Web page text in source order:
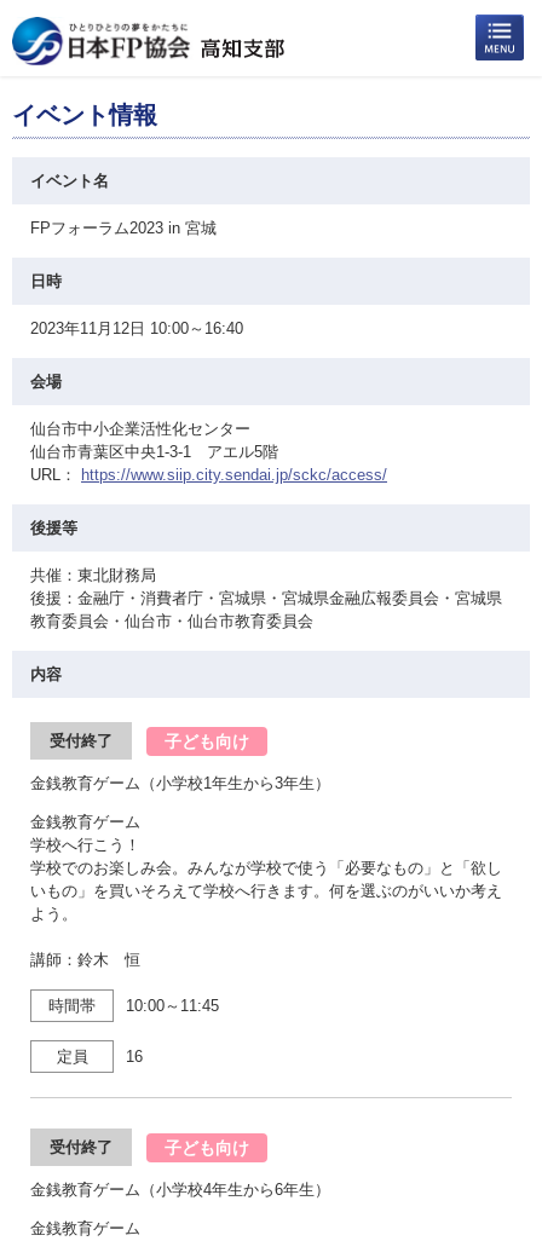
イベント情報
イベント名
FPフォーラム2023 in 宮城
日時
2023年11月12日 10:00～16:40
会場
仙台市中小企業活性化センター
仙台市青葉区中央1-3-1 アエル5階
URL：
https://www.siip.city.sendai.jp/sckc/access/
後援等
共催：東北財務局
後援：金融庁・消費者庁・宮城県・宮城県金融広報委員会・宮城県
教育委員会・仙台市・仙台市教育委員会
内容
受付終了 子ども向け
金銭教育ゲーム（小学校1年生から3年生）
金銭教育ゲーム
学校へ行こう！
学校でのお楽しみ会。みんなが学校で使う「必要なもの」と「欲し
いもの」を買いそろえて学校へ行きます。何を選ぶのがいいか考え
よう。
講師：鈴木 恒
時間帯 10:00～11:45
定員 16
受付終了 子ども向け
金銭教育ゲーム（小学校4年生から6年生）
金銭教育ゲーム